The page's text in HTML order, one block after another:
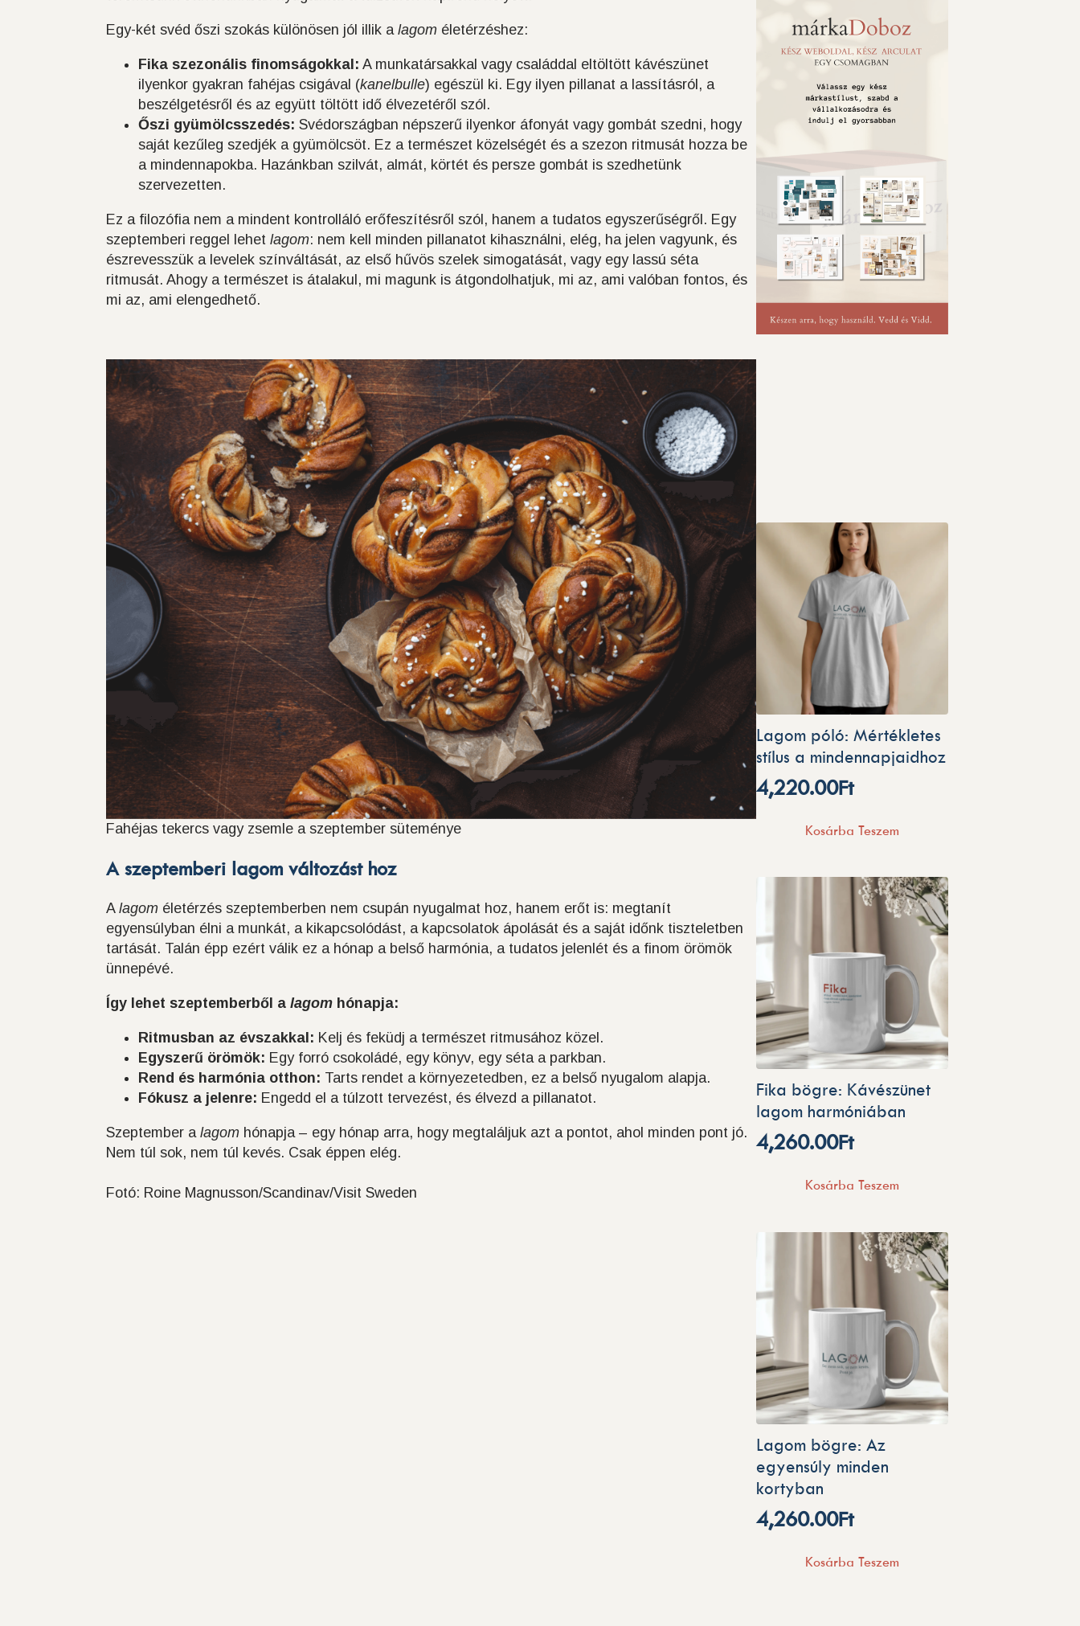
Egy-két svéd őszi szokás különösen jól illik a lagom életérzéshez:
Fika szezonális finomságokkal: A munkatársakkal vagy családdal eltöltött kávészünet
ilyenkor gyakran fahéjas csigával (kanelbulle) egészül ki. Egy ilyen pillanat a lassításról, a
beszélgetésről és az együtt töltött idő élvezetéről szól.
Őszi gyümölcsszedés: Svédországban népszerű ilyenkor áfonyát vagy gombát szedni, hogy
saját kezűleg szedjék a gyümölcsöt. Ez a természet közelségét és a szezon ritmusát hozza be
a mindennapokba. Hazánkban szilvát, almát, körtét és persze gombát is szedhetünk
szervezetten.
Ez a filozófia nem a mindent kontrolláló erőfeszítésről szól, hanem a tudatos egyszerűségről. Egy
szeptemberi reggel lehet lagom: nem kell minden pillanatot kihasználni, elég, ha jelen vagyunk, és
észrevesszük a levelek színváltását, az első hűvös szelek simogatását, vagy egy lassú séta
ritmusát. Ahogy a természet is átalakul, mi magunk is átgondolhatjuk, mi az, ami valóban fontos, és
mi az, ami elengedhető.
Fahéjas tekercs vagy zsemle a szeptember süteménye
A szeptemberi lagom változást hoz
A lagom életérzés szeptemberben nem csupán nyugalmat hoz, hanem erőt is: megtanít
egyensúlyban élni a munkát, a kikapcsolódást, a kapcsolatok ápolását és a saját időnk tiszteletben
tartását. Talán épp ezért válik ez a hónap a belső harmónia, a tudatos jelenlét és a finom örömök
ünnepévé.
Így lehet szeptemberből a lagom hónapja:
Ritmusban az évszakkal: Kelj és feküdj a természet ritmusához közel.
Egyszerű örömök: Egy forró csokoládé, egy könyv, egy séta a parkban.
Rend és harmónia otthon: Tarts rendet a környezetedben, ez a belső nyugalom alapja.
Fókusz a jelenre: Engedd el a túlzott tervezést, és élvezd a pillanatot.
Szeptember a lagom hónapja – egy hónap arra, hogy megtaláljuk azt a pontot, ahol minden pont jó.
Nem túl sok, nem túl kevés. Csak éppen elég.
Fotó: Roine Magnusson/Scandinav/Visit Sweden
Lagom póló: Mértékletes
stílus a mindennapjaidhoz
4,220.00Ft
Kosárba Teszem
Fika bögre: Kávészünet
lagom harmóniában
4,260.00Ft
Kosárba Teszem
Lagom bögre: Az
egyensúly minden
kortyban
4,260.00Ft
Kosárba Teszem